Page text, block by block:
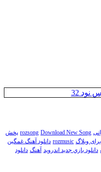
32
rozsong Download New Song
پخش
وبلاگ rozmusic دانلود آهنگ غمگین
بازي جديد اندرويد آهنگ دانلود